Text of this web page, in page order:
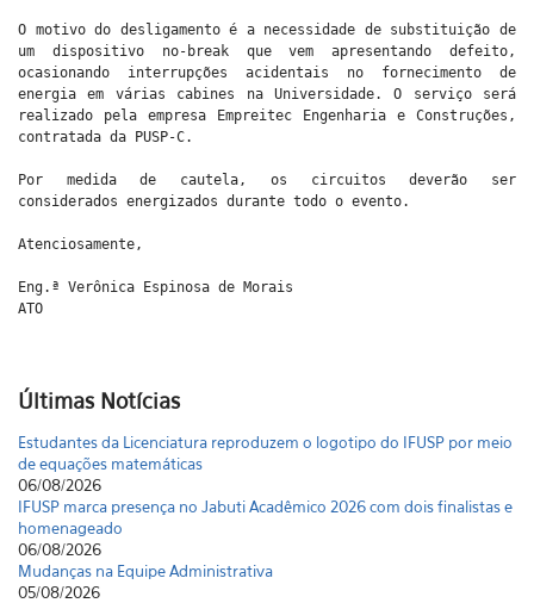
O motivo do desligamento é a necessidade de substituição de
um dispositivo no-break que vem apresentando defeito,
ocasionando interrupções acidentais no fornecimento de
energia em várias cabines na Universidade. O serviço será
realizado pela empresa Empreitec Engenharia e Construções,
contratada da PUSP-C.
Por medida de cautela, os circuitos deverão ser
considerados energizados durante todo o evento.
Atenciosamente,
Eng.ª Verônica Espinosa de Morais
ATO
Últimas Notícias
Estudantes da Licenciatura reproduzem o logotipo do IFUSP por meio
de equações matemáticas
06/08/2026
IFUSP marca presença no Jabuti Acadêmico 2026 com dois finalistas e
homenageado
06/08/2026
Mudanças na Equipe Administrativa
05/08/2026